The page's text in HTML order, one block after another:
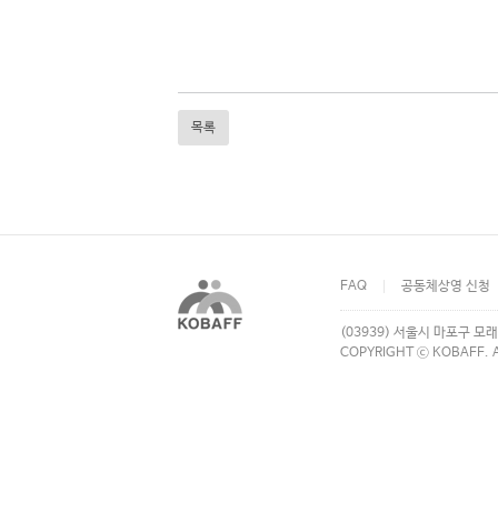
목록
FAQ 공동체상영 신청
(03939) 서울시 마포구 모
COPYRIGHT ⓒ KOBAFF.